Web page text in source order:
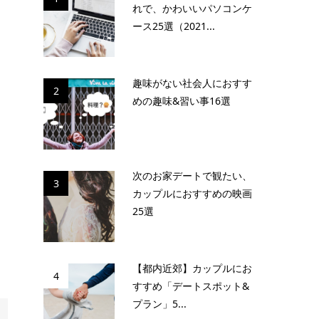
れで、かわいいパソコンケ
ース25選（2021...
2
趣味がない社会人におすす
めの趣味&習い事16選
3
次のお家デートで観たい、
カップルにおすすめの映画
25選
4
【都内近郊】カップルにお
すすめ「デートスポット&
プラン」5...